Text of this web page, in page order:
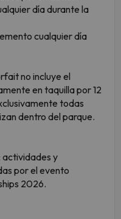
día durante la
cualquier día
no incluye el
en taquilla por 12
todas
dentro del parque.
y
por el evento
2026.